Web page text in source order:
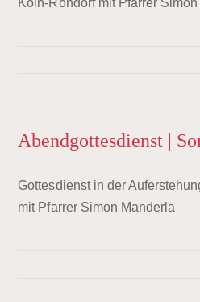
Köln-Rondorf mit Pfarrer
Abendgottesdienst |
Gottesdienst in der
mit Pfarrer Simon Manderla